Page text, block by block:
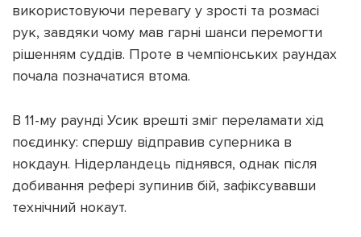
використовуючи перевагу у зрості та розмасі
рук, завдяки чому мав гарні шанси перемогти
рішенням суддів. Проте в чемпіонських раундах
почала позначатися втома.
В 11-му раунді Усик врешті зміг переламати хід
поєдинку: спершу відправив суперника в
нокдаун. Нідерландець піднявся, однак після
добивання рефері зупинив бій, зафіксувавши
технічний нокаут.